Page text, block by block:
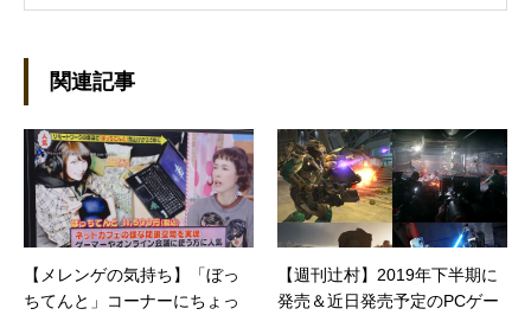
関連記事
【メレンゲの気持ち】「ぼっ
ちてんと」コーナーにちょっ
【週刊辻村】2019年下半期に
発売＆近日発売予定のPCゲー